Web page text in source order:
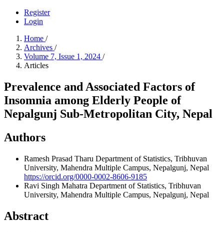
Register
Login
Home /
Archives /
Volume 7, Issue 1, 2024 /
Articles
Prevalence and Associated Factors of
Insomnia among Elderly People of
Nepalgunj Sub-Metropolitan City, Nepal
Authors
Ramesh Prasad Tharu Department of Statistics, Tribhuvan
University, Mahendra Multiple Campus, Nepalgunj, Nepal
https://orcid.org/0000-0002-8606-9185
Ravi Singh Mahatra Department of Statistics, Tribhuvan
University, Mahendra Multiple Campus, Nepalgunj, Nepal
Abstract